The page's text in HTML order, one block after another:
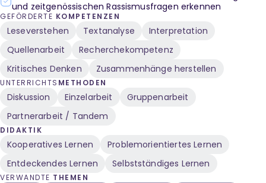
und zeitgenössischen Rassismusfragen erkennen
GEFÖRDERTE KOMPETENZEN
Leseverstehen Textanalyse
Interpretation
Quellenarbeit
Recherchekompetenz
Kritisches Denken
Zusammenhänge herstellen
UNTERRICHTS METHODEN
Diskussion Einzelarbeit
Gruppenarbeit
Partnerarbeit / Tandem
DIDAKTIK
Kooperatives Lernen
Problemorientiertes Lernen
Entdeckendes Lernen
Selbstständiges Lernen
VERWANDTE THEMEN